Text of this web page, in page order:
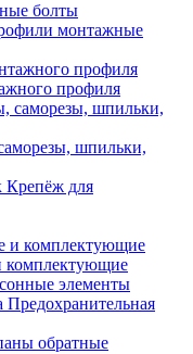
болты
монтажные
профиля
шпильки,
Крепёж для
комплектующие
элементы
Предохранительная
обратные